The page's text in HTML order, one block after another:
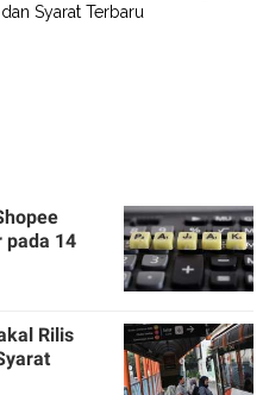
dan Syarat Terbaru
pada 14
Rilis